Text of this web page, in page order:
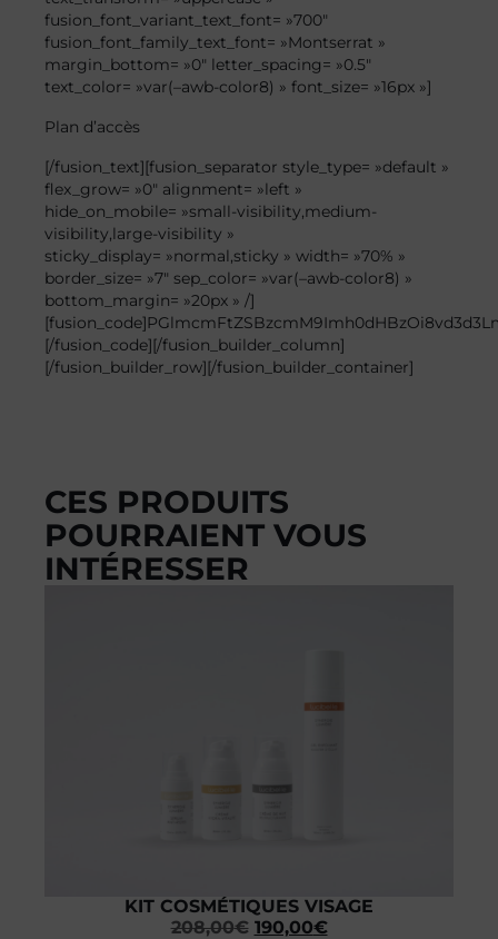
fusion_font_variant_text_font= »700″
fusion_font_family_text_font= »Montserrat »
margin_bottom= »0″ letter_spacing= »0.5″
text_color= »var(–awb-color8) » font_size= »16px »]
Plan d’accès
[/fusion_text][fusion_separator style_type= »default »
flex_grow= »0″ alignment= »left »
hide_on_mobile= »small-visibility,medium-
visibility,large-visibility »
sticky_display= »normal,sticky » width= »70% »
border_size= »7″ sep_color= »var(–awb-color8) »
bottom_margin= »20px » /]
[/fusion_code][/fusion_builder_column]
[/fusion_builder_row][/fusion_builder_container]
CES PRODUITS
POURRAIENT VOUS
INTÉRESSER
KIT COSMÉTIQUES VISAGE
208,00€ 190,00€